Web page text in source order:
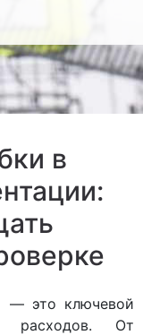
в
— это ключевой
расходов. От